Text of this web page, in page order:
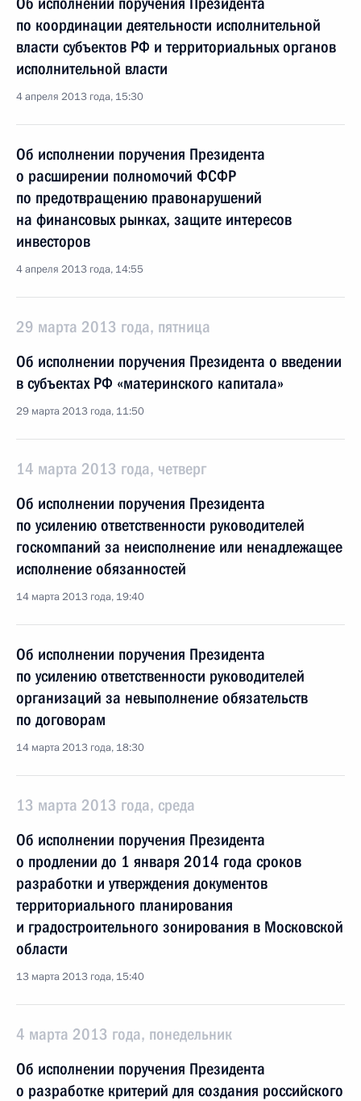
по координации деятельности исполнительной
власти субъектов РФ и территориальных органов
исполнительной власти
4 апреля 2013 года, 15:30
Об исполнении поручения Президента
о расширении полномочий ФСФР
по предотвращению правонарушений
на финансовых рынках, защите интересов
инвесторов
4 апреля 2013 года, 14:55
29 марта 2013 года, пятница
Об исполнении поручения Президента о введении
в субъектах РФ «материнского капитала»
29 марта 2013 года, 11:50
14 марта 2013 года, четверг
Об исполнении поручения Президента
по усилению ответственности руководителей
госкомпаний за неисполнение или ненадлежащее
исполнение обязанностей
14 марта 2013 года, 19:40
Об исполнении поручения Президента
по усилению ответственности руководителей
организаций за невыполнение обязательств
по договорам
14 марта 2013 года, 18:30
13 марта 2013 года, среда
Об исполнении поручения Президента
о продлении до 1 января 2014 года сроков
разработки и утверждения документов
территориального планирования
и градостроительного зонирования в Московской
области
13 марта 2013 года, 15:40
4 марта 2013 года, понедельник
Об исполнении поручения Президента
о разработке критерий для создания российского